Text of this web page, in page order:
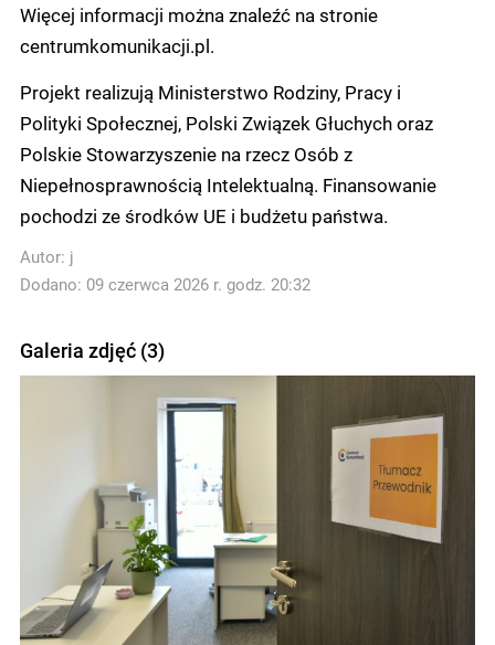
Więcej informacji można znaleźć na stronie
centrumkomunikacji.pl.
Projekt realizują Ministerstwo Rodziny, Pracy i
Polityki Społecznej, Polski Związek Głuchych oraz
Polskie Stowarzyszenie na rzecz Osób z
Niepełnosprawnością Intelektualną. Finansowanie
pochodzi ze środków UE i budżetu państwa.
Autor: j
Dodano: 09 czerwca 2026 r. godz. 20:32
Galeria zdjęć (3)